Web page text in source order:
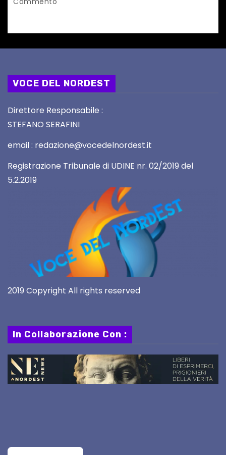
VOCE DEL NORDEST
Direttore Responsabile :
STEFANO SERAFINI
email : redazione@vocedelnordest.it
Registrazione Tribunale di UDINE nr. 02/2019 del
5.2.2019
2019 Copyright All rights reserved
In Collaborazione Con :